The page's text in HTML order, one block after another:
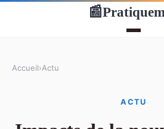
📰
Accueil›Actu
ACTU